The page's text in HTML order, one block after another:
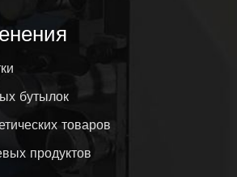
бутылок
товаров
продуктов